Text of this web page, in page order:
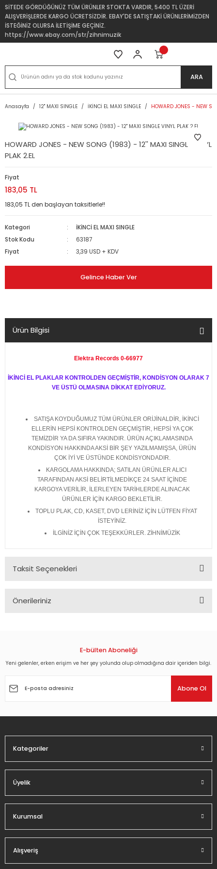
SİTEDE GÖRDÜĞÜNÜZ TÜM ÜRÜNLER STOKTA VARDIR, 5400 TL ÜZERİ
ALIŞVERİŞLERDE KARGO ÜCRETSİZDİR. EBAY'DE SATIŞTAKİ ÜRÜNLERİMİZDEN
İSTEĞİNİZ OLURSA İLETİŞİME GEÇİNİZ.
https://www.ebay.com/str/zihnimuzik
ARA
Anasayfa 12'' MAXI SINGLE İKİNCİ EL MAXI SINGLE HOWARD JONES - NEW
HOWARD JONES - NEW SONG (1983) - 12'' MAXI SINGLE VINYL
PLAK 2.EL
Fiyat
183,05 TL
183,05 TL den başlayan taksitlerle!!
Kategori
İKİNCİ EL MAXI SINGLE
Stok Kodu
63187
Fiyat
3,39 USD + KDV
Gelince Haber Ver
Ürün Bilgisi
Elektra Records 0-66977
İKİNCİ EL PLAKLAR KONTROLDEN GEÇMİŞTİR, KONDİSYON OLARAK 7
VE ÜSTÜ OLMASINA DİKKAT EDİYORUZ.
SATIŞA KOYDUĞUMUZ TÜM ÜRÜNLER ORİJİNALDİR, İKİNCİ
ELLERİN HEPSİ KONTROLDEN GEÇMİŞTİR, HEPSİ YA ÇOK
TEMİZDİR YA DA SIFIRA YAKINDIR. ÜRÜN AÇIKLAMASINDA
KONDİSYON HAKKINDA AKSİ BİR ŞEY YAZILMAMIŞSA, ÜRÜN
ÇOK İYİ VE ÜSTÜNDE KONDİSYONDADIR.
KARGOLAMA HAKKINDA; SATILAN ÜRÜNLER ALICI
TARAFINDAN AKSİ BELİRTİLMEDİKÇE 24 SAAT İÇİNDE
KARGOYA VERİLİR, İLERLEYEN TARİHLERDE ALINACAK
ÜRÜNLER İÇİN KARGO BEKLETİLİR.
TOPLU PLAK, CD, KASET, DVD LERİNİZ İÇİN LÜTFEN FİYAT
İSTEYİNİZ.
İLGİNİZ İÇİN ÇOK TEŞEKKÜRLER. ZİHNİMÜZİK
Taksit Seçenekleri
Önerileriniz
Görüş ve önerileriniz için teşekkür ederiz.
Ürün açıklamasında eksik bilgiler bulunuyor.
Ürün fiyatı diğer sitelerden daha pahalı.
E-bülten Aboneliği
Yeni gelenler, erken erişim ve her şey yolunda olup olmadığına dair içeriden bilgi.
Abone Ol
Kategoriler
Üyelik
Kurumsal
Alışveriş